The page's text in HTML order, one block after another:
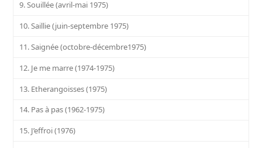
9. Souillée (avril-mai 1975)
10. Saillie (juin-septembre 1975)
11. Saignée (octobre-décembre1975)
12. Je me marre (1974-1975)
13. Etherangoisses (1975)
14. Pas à pas (1962-1975)
15. J’effroi (1976)